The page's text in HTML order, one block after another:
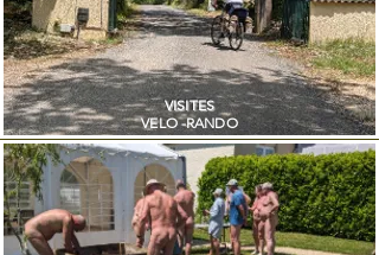
VISITES
VELO -RANDO